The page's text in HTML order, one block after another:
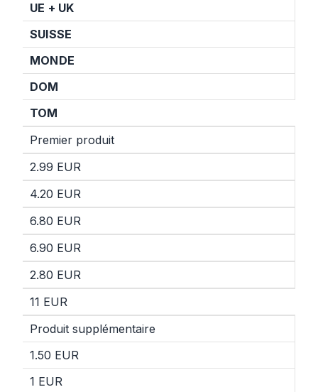
UE + UK
SUISSE
MONDE
DOM
TOM
Premier produit
2.99 EUR
4.20 EUR
6.80 EUR
6.90 EUR
2.80 EUR
11 EUR
Produit supplémentaire
1.50 EUR
1 EUR